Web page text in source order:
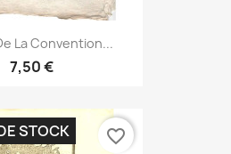
La Convention...
7,50 €
STOCK favorite_border